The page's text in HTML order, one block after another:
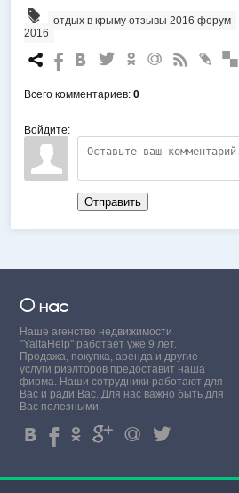
отдых в крыму отзывы 2016 форум
2016
7 % 4 3 . + 0 * #
Всего комментариев: 0
Войдите:
Отправить
О нас
Наше агенство недвижимости
"YaltaHelp" работает уже 9 лет.
Продажа, покупка, аренда и другие
услуги риэлторов предоставит наша
фирма. Наши сотрудники работают для
Вас и ради Вас. Для нас важно быть для
Вас полезными.
4 % . ' + 3